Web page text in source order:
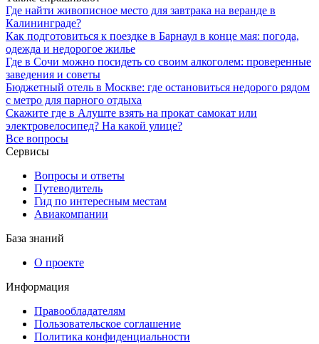
Где найти живописное место для завтрака на веранде в
Калининграде?
Как подготовиться к поездке в Барнаул в конце мая: погода,
одежда и недорогое жилье
Где в Сочи можно посидеть со своим алкоголем: проверенные
заведения и советы
Бюджетный отель в Москве: где остановиться недорого рядом
с метро для парного отдыха
Скажите где в Алуште взять на прокат самокат или
электровелосипед? На какой улице?
Все вопросы
Сервисы
Вопросы и ответы
Путеводитель
Гид по интересным местам
Авиакомпании
База знаний
О проекте
Информация
Правообладателям
Пользовательское соглашение
Политика конфиденциальности